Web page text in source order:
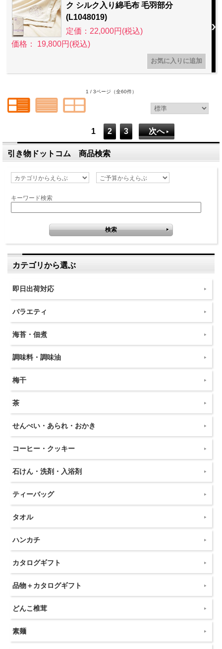
ク シルク入り綿毛布 毛羽部分
(L1048019)
定価：22,000円(税込)
価格： 19,800円(税込)
1 / 3ページ （全60件）
1 2 3 次へ
引き物ドットコム 商品検索
キーワード検索
カテゴリから選ぶ
即日出荷対応
バラエティ
海苔・佃煮
調味料・調味油
梅干
茶
せんべい・あられ・おかき
コーヒー・クッキー
石けん・洗剤・入浴剤
ティーバッグ
タオル
ハンカチ
カタログギフト
品物＋カタログギフト
どんこ椎茸
素麺